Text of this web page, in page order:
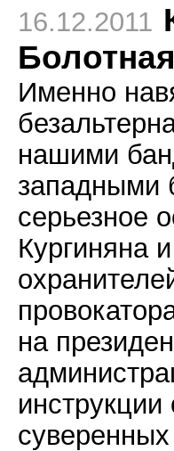
16.12.2011
Болотная
Именно
нашими
западными
серьезное
Кургиняна
на
инструкции